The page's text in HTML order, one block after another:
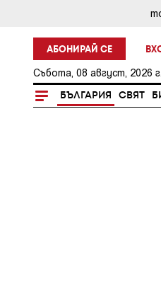
АБОНИРАЙ СЕ
Събота, 08 август, 2026 г.
БЪЛГАРИЯ СВЯТ